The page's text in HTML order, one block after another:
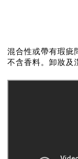
混合性或帶有瑕疵
不含香料。 卸妝及